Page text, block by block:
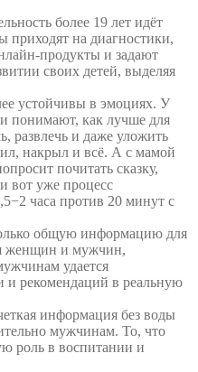
более 19 лет идёт
на диагностики,
продукты и задают
своих детей, выделяя
устойчивы в эмоциях. У
понимают, как лучше для
развлечь и даже уложить
накрыл и всё. А с мамой
почитать сказку,
вот уже процесс
часа против 20 минут с
общую информацию для
женщин и мужчин,
удается
и рекомендаций в реальную
информация без воды
мужчинам. То, что
роль в воспитании и